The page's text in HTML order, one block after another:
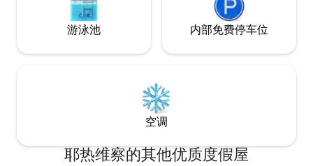
游泳池 内部免费停车位
空调
耶热维察的其他优质度假屋